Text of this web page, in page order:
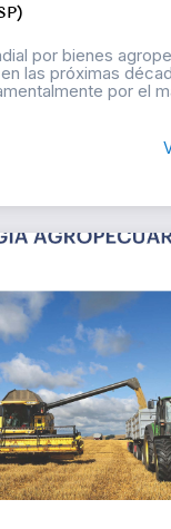
por bienes
las próximas
por el